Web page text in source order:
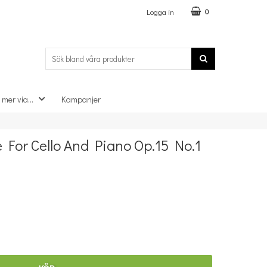
Logga in 0
via... Kampanjer
Cello And Piano Op.15 No.1